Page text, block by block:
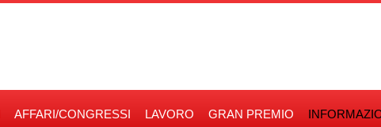
AFFARI/CONGRESSI LAVORO GRAN PREMIO